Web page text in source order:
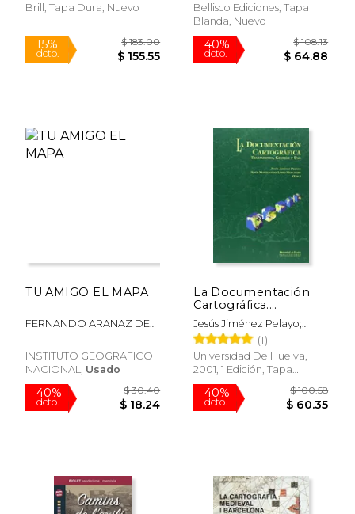
6%
dcto. $ 47.65
40%
dcto. $
Brill, Tapa Dura, Nuevo
Bellisco Ediciones, Tapa
Blanda, Nuevo
TU AMIGO EL MAPA
FERNANDO ARANAZ DEL
INSTITUTO GEOGRAFICO
NACIONAL, Usado
La Documentación
Cartográfica.
Tratamiento, Gestión
y Uso: 7 (Instrumenta
Studiorum)
Jesús Jiménez Pelayo;
Jesús Monteagudo López-
Menchero
(1)
Universidad De Huelva,
2001, 1 Edición, Tapa
Blanda, Nuevo